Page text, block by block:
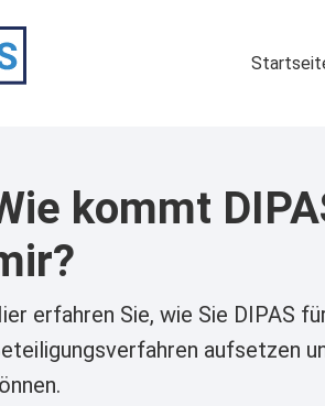
kommt
erfahren Sie, wie Sie DIPAS
aufsetzen